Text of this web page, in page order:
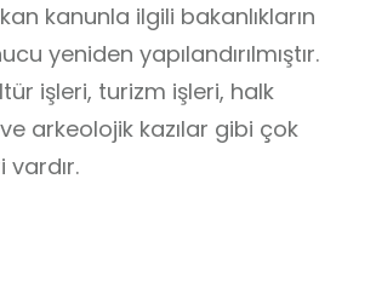
kanunla ilgili bakanlıkların
yeniden yapılandırılmıştır.
işleri, turizm işleri, halk
arkeolojik kazılar gibi çok